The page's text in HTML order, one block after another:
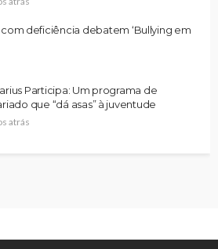
deficiência debatem ‘Bullying em
Participa: Um programa de
que “dá asas” à juventude
atrás